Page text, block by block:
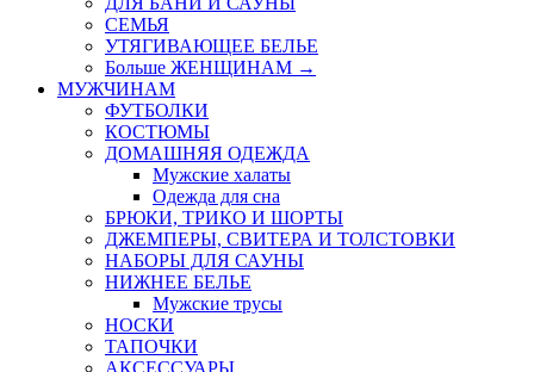
СЕМЬЯ
УТЯГИВАЮЩЕЕ БЕЛЬЕ
Больше ЖЕНЩИНАМ →
МУЖЧИНАМ
ФУТБОЛКИ
КОСТЮМЫ
ДОМАШНЯЯ ОДЕЖДА
Мужские халаты
Одежда для сна
БРЮКИ, ТРИКО И ШОРТЫ
ДЖЕМПЕРЫ, СВИТЕРА И ТОЛСТОВКИ
НАБОРЫ ДЛЯ САУНЫ
НИЖНЕЕ БЕЛЬЕ
Мужские трусы
НОСКИ
ТАПОЧКИ
АКСЕССУАРЫ